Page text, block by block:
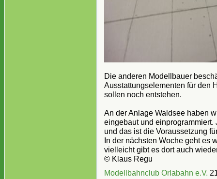
Die anderen Modellbauer
Ausstattungselementen für den
sollen noch entstehen.
An der Anlage Waldsee haben
eingebaut und
und das ist die Voraussetzung
In der nächsten Woche geht es
vielleicht gibt es dort auch
© Klaus Regu
Modellbahnclub Orlabahn e.V.